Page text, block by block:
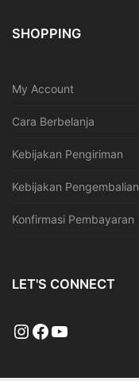
SHOPPING
My Account
Cara Berbelanja
Kebijakan Pengiriman
Kebijakan Pengembalian
Konfirmasi Pembayaran
LET'S CONNECT